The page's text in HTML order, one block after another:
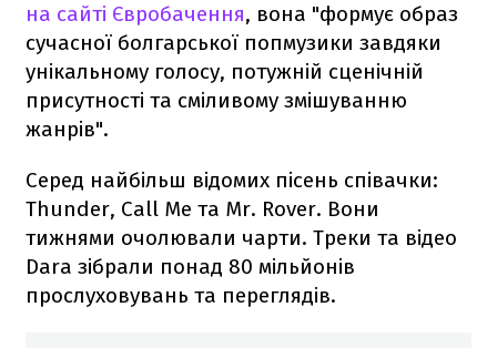
на сайті Євробачення, вона "формує образ
сучасної болгарської попмузики завдяки
унікальному голосу, потужній сценічній
присутності та сміливому змішуванню
жанрів".
Серед найбільш відомих пісень співачки:
Thunder, Call Me та Mr. Rover. Вони
тижнями очолювали чарти. Треки та відео
Dara зібрали понад 80 мільйонів
прослуховувань та переглядів.